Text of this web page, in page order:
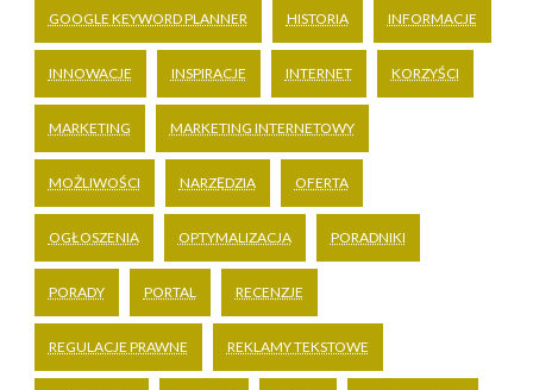
GOOGLE KEYWORD PLANNER HISTORIA INFORMACJE
INNOWACJE INSPIRACJE INTERNET KORZYŚCI
MARKETING MARKETING INTERNETOWY
MOŻLIWOŚCI NARZĘDZIA OFERTA
OGŁOSZENIA OPTYMALIZACJA PORADNIKI
PORADY PORTAL RECENZJE
REGULACJE PRAWNE REKLAMY TEKSTOWE